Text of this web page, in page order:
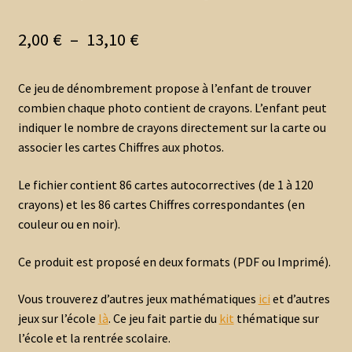
2,00 € – 13,10 €Plage
prix :
2,00 €
à
13,10 €
Ce jeu de dénombrement propose à l’enfant de trouver
combien chaque photo contient de crayons. L’enfant peut
indiquer le nombre de crayons directement sur la carte ou
associer les cartes Chiffres aux photos.
Le fichier contient 86 cartes autocorrectives (de 1 à 120
crayons) et les 86 cartes Chiffres correspondantes (en
couleur ou en noir).
Ce produit est proposé en deux formats (PDF ou Imprimé).
Vous trouverez d’autres jeux mathématiques ici et d’autres
jeux sur l’école là. Ce jeu fait partie du kit thématique sur
l’école et la rentrée scolaire.